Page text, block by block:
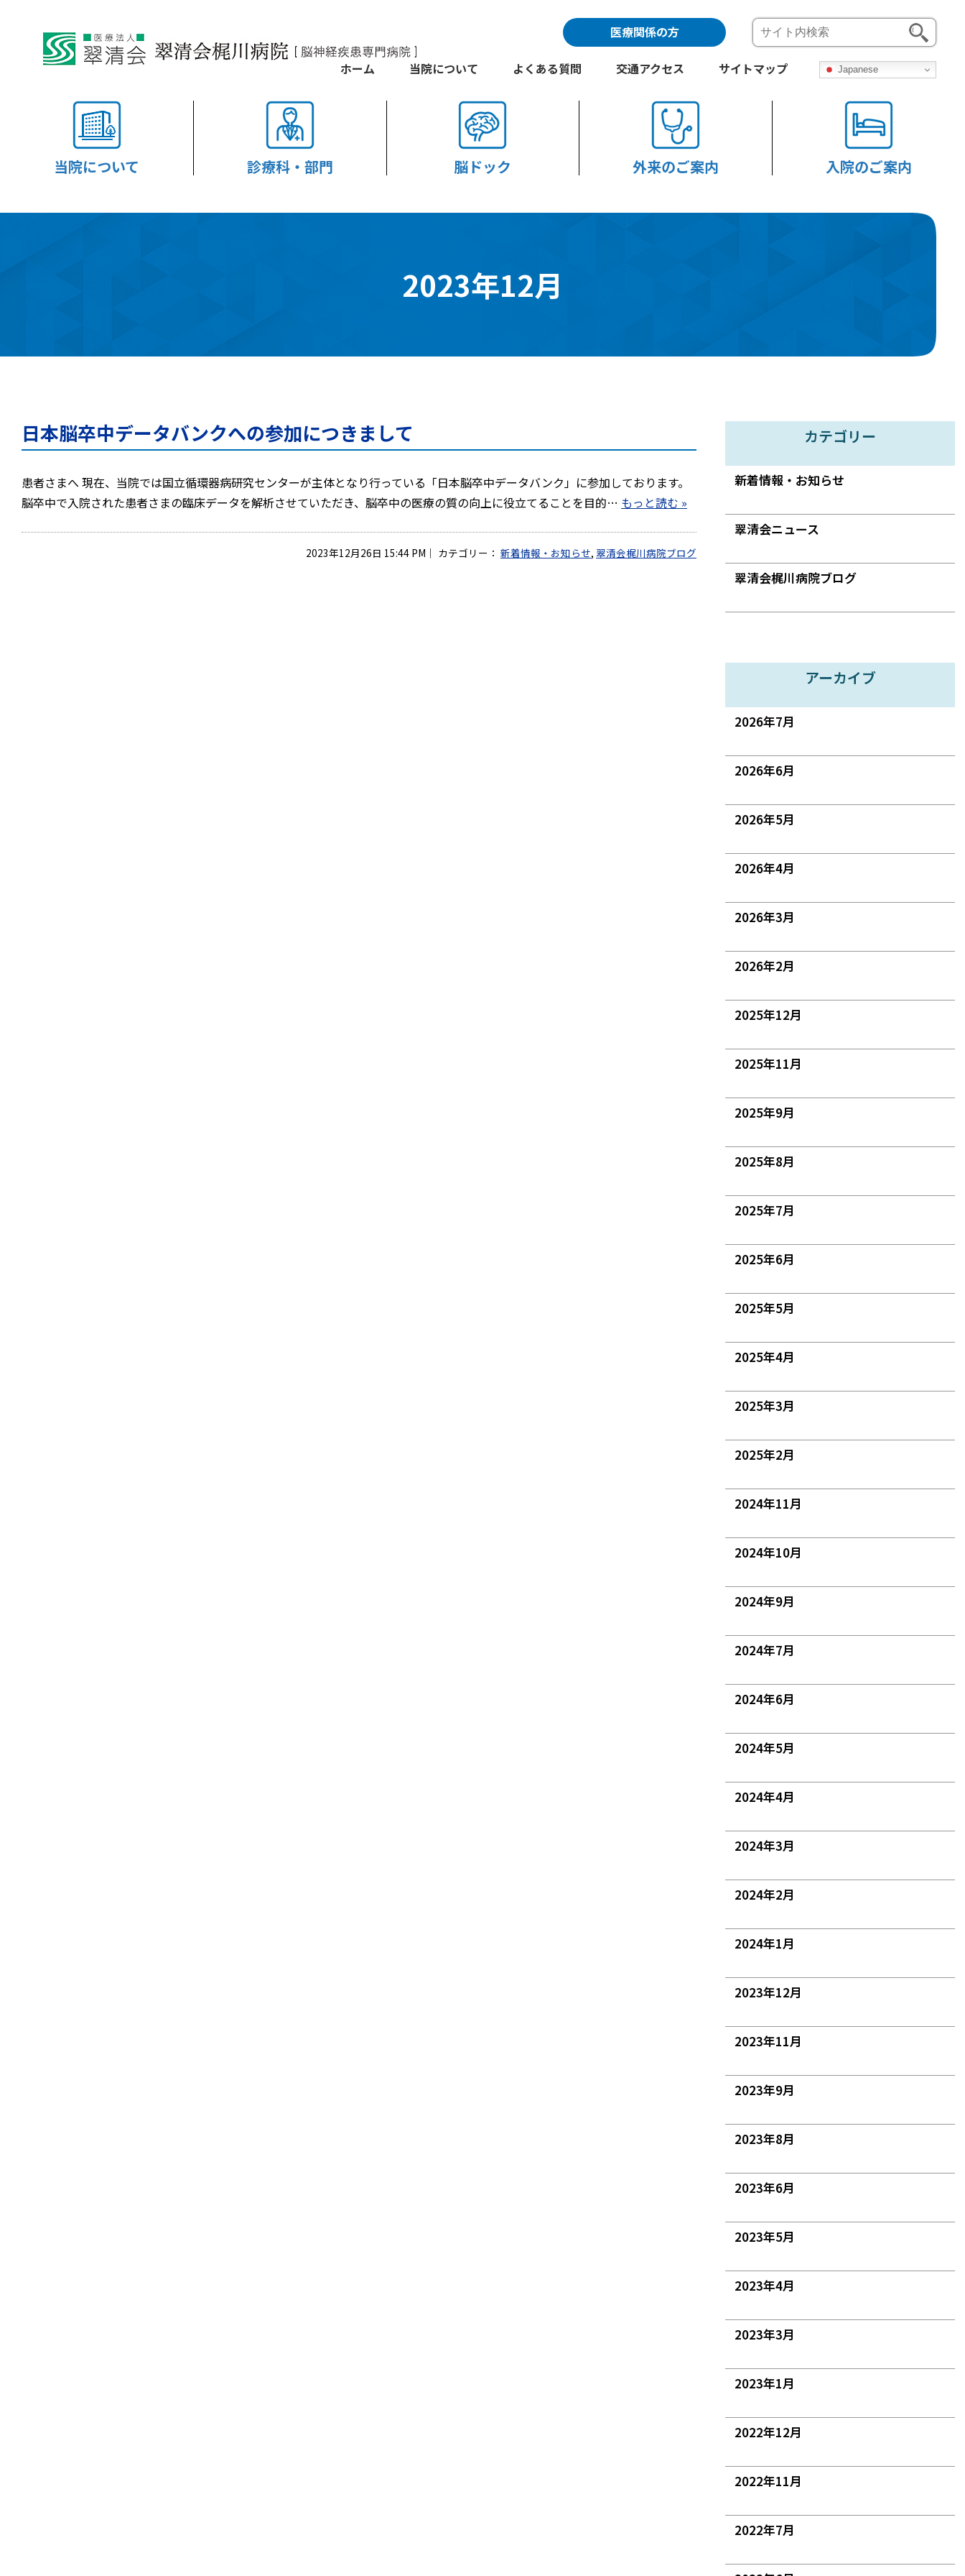
当院について 診療科・部門 脳ドック 外来のご案内 入院のご案内
ホーム 当院について よくある質問 交通アクセス サイトマップ Japanese
医療関係の方
2023年12月
日本脳卒中データバンクへの参加につきまして
患者さまへ 現在、当院では国立循環器病研究センターが主体となり行っている「日本脳卒中データバンク」に参加しております。
脳卒中で入院された患者さまの臨床データを解析させていただき、脳卒中の医療の質の向上に役立てることを目的… もっと読む »
2023年12月26日 15:44 PM ｜ カテゴリー： 新着情報・お知らせ, 翠清会梶川病院ブログ
カテゴリー
新着情報・お知らせ
翠清会ニュース
翠清会梶川病院ブログ
アーカイブ
2026年7月
2026年6月
2026年5月
2026年4月
2026年3月
2026年2月
2025年12月
2025年11月
2025年9月
2025年8月
2025年7月
2025年6月
2025年5月
2025年4月
2025年3月
2025年2月
2024年11月
2024年10月
2024年9月
2024年7月
2024年6月
2024年5月
2024年4月
2024年3月
2024年2月
2024年1月
2023年12月
2023年11月
2023年9月
2023年8月
2023年6月
2023年5月
2023年4月
2023年3月
2023年1月
2022年12月
2022年11月
2022年7月